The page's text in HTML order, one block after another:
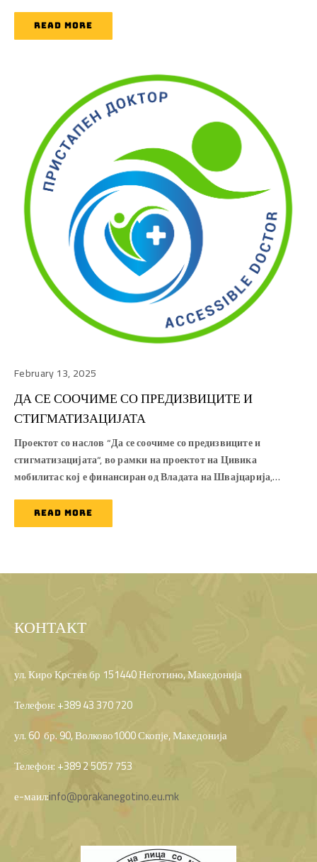
READ MORE
February 13, 2025
ДА СЕ СООЧИМЕ СО ПРЕДИЗВИЦИТЕ И
СТИГМАТИЗАЦИЈАТА
Проектот со наслов “Да се соочиме со предизвиците и
стигматизацијата“, во рамки на проектот на Цивика
мобилитас кој е финансиран од Владата на Швајцарија,…
READ MORE
КОНТАКТ
ул. Киро Крстев бр 151440 Неготино, Македонија
Телефон: +389 43 370 720
ул. 60 бр. 90, Волково1000 Скопје, Македонија
Телефон: +389 2 5057 753
е-маил:info@porakanegotino.eu.mk